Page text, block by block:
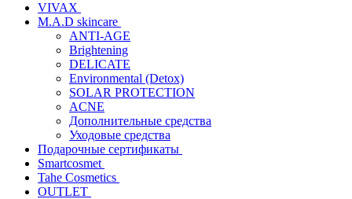
VIVAX
M.A.D skincare
ANTI-AGE
Brightening
DELICATE
Environmental (Detox)
SOLAR PROTECTION
АCNE
Дополнительные средства
Уходовые средства
Подарочные сертификаты
Smartcosmet
Tahe Cosmetics
OUTLET